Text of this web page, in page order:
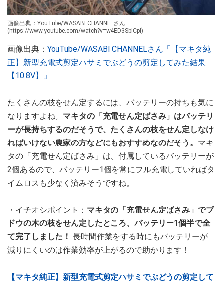
画像出典：YouTube/WASABI CHANNELさん
(https://www.youtube.com/watch?v=w4ED3SblCpI)
画像出典： YouTube/WASABI CHANNELさん「【マキタ純
正】新型充電式剪定ハサミでぶどうの剪定してみた結果
【10.8V】」
たくさんの枝をせん定するには、バッテリーの持ちも気に
なりますよね。 マキタの「充電せん定ばさみ」はバッテリ
ーが長持ちするのだそうで、たくさんの枝をせん定しなけ
ればいけない農家の方などにもおすすめなのだそう。 マキ
タの「充電せん定ばさみ」は、付属しているバッテリーが
2個あるので、バッテリー1個を常にフル充電していればタ
イムロスも少なく済みそうですね。
・イチオシポイント： マキタの「充電せん定ばさみ」でブ
ドウの木の枝をせん定したところ、バッテリー1個半で全
て完了しました！ 長時間作業をする時にもバッテリーが
減りにくいのは作業効率が上がるので助かります！
【マキタ純正】新型充電式剪定ハサミでぶどうの剪定して